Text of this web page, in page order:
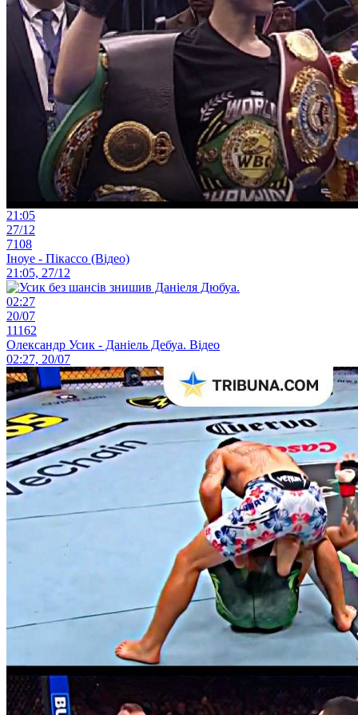
21:05
27/12
7108
Іноуе - Пікассо (Відео)
21:05, 27/12
02:27
20/07
11162
Олександр Усик - Даніель Дебуа. Відео
02:27, 20/07